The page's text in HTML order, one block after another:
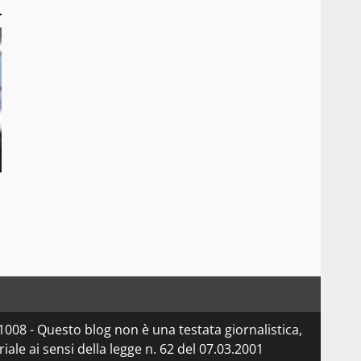
- Questo blog non è una testata giornalistica,
ai sensi della legge n. 62 del 07.03.2001